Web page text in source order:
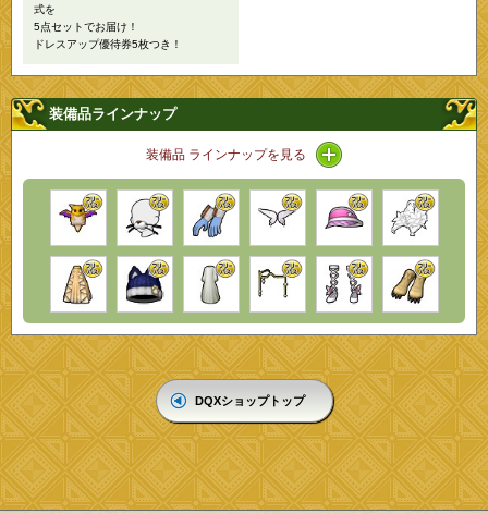
式を
5点セットでお届け！
ドレスアップ優待券5枚つき！
装備品ラインナップ
装備品 ラインナップを見る アイコン / ラインナッ
DQXショップトップ